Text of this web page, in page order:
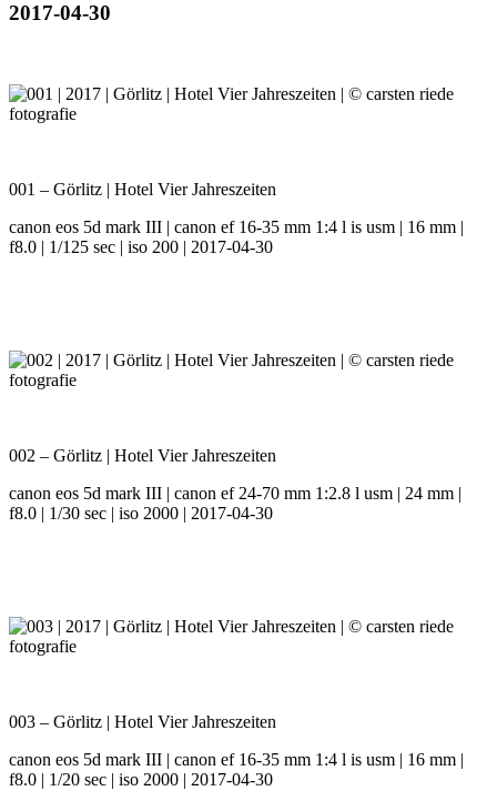
2017-04-30
001 – Görlitz | Hotel Vier Jahreszeiten
canon eos 5d mark III | canon ef 16-35 mm 1:4 l is usm | 16 mm |
f8.0 | 1/125 sec | iso 200 | 2017-04-30
002 – Görlitz | Hotel Vier Jahreszeiten
canon eos 5d mark III | canon ef 24-70 mm 1:2.8 l usm | 24 mm |
f8.0 | 1/30 sec | iso 2000 | 2017-04-30
003 – Görlitz | Hotel Vier Jahreszeiten
canon eos 5d mark III | canon ef 16-35 mm 1:4 l is usm | 16 mm |
f8.0 | 1/20 sec | iso 2000 | 2017-04-30